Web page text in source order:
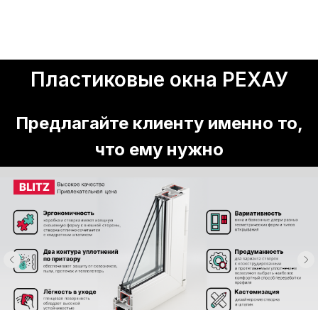
Пластиковые окна РЕХАУ
Предлагайте клиенту именно то,
что ему нужно